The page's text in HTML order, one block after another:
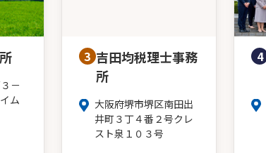
－
ム
3 吉田均税理士事務
所
大阪府堺市堺区南田出
井町３丁４番２号クレ
スト泉１０３号
4